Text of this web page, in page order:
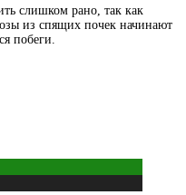
слишком рано, так как
из спящих почек начинают
побеги.